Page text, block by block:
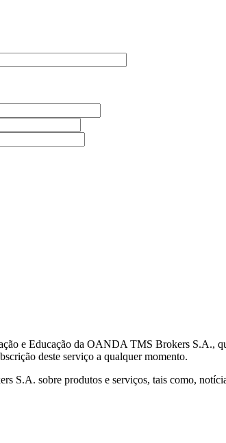
e Educação da OANDA TMS Brokers S.A.,
deste serviço a qualquer momento.
sobre produtos e serviços, tais como,